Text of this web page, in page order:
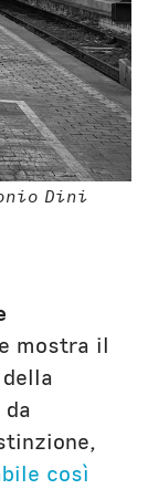
Dini
mostra il
così